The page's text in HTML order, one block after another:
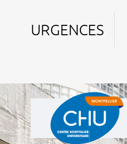
URGENCES